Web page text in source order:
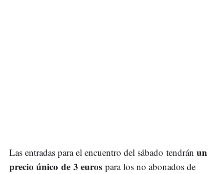
Las entradas para el encuentro del sábado tendrán un
precio único de 3 euros para los no abonados de